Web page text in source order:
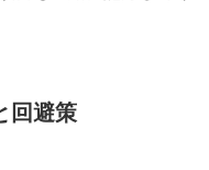
回避策